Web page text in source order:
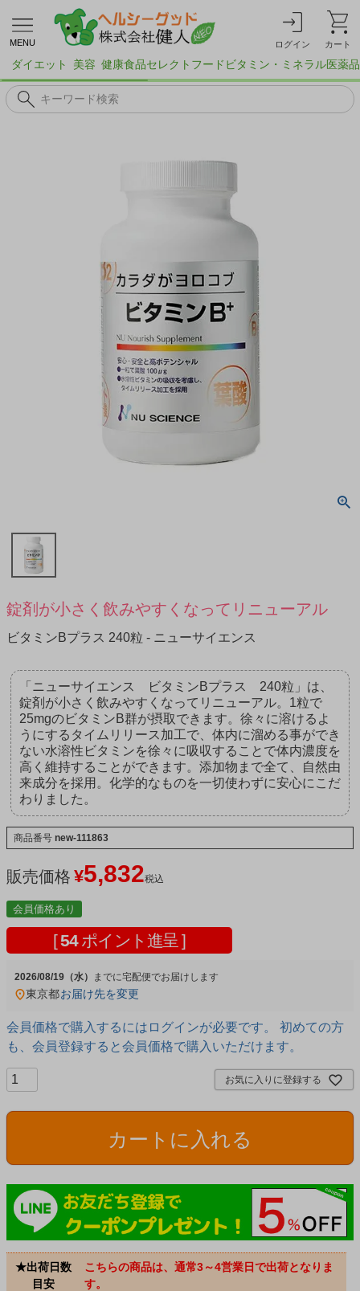
MENU ログイン カート
ダイエット 美容 健康食品セレクトフード ビタミン・ミネラル医薬品
錠剤が小さく飲みやすくなってリニューアル
ビタミンBプラス 240粒 - ニューサイエンス
「ニューサイエンス ビタミンBプラス 240粒」は、
錠剤が小さく飲みやすくなってリニューアル。1粒で
25mgのビタミンB群が摂取できます。徐々に溶けるよ
うにするタイムリリース加工で、体内に溜める事ができ
ない水溶性ビタミンを徐々に吸収することで体内濃度を
高く維持することができます。添加物まで全て、自然由
来成分を採用。化学的なものを一切使わずに安心にこだ
わりました。
商品番号 new-111863
販売価格 ¥5,832税込
会員価格あり
[54 ポイント進呈 ]
2026/08/19（水） 宅配便
東京都お届け先を変更
会員価格で購入するにはログインが必要です。 初めての方
も、会員登録すると会員価格で購入いただけます。
お気に入りに登録する
カートに入れる
★出荷日数
目安
こちらの商品は、通常3～4営業日で出荷となりま
す。